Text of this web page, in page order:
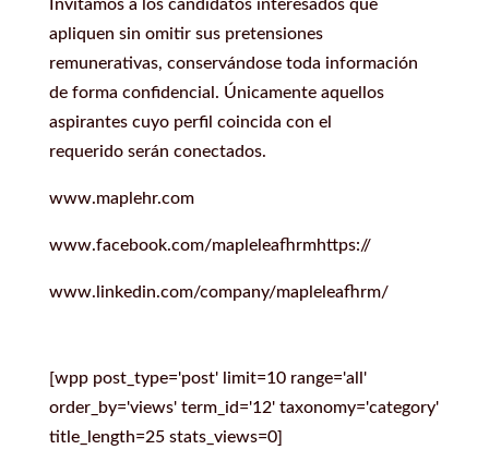
Invitamos a los candidatos interesados que
apliquen sin omitir sus pretensiones
remunerativas, conservándose toda información
de forma confidencial. Únicamente aquellos
aspirantes cuyo perfil coincida con el
requerido serán conectados.
www.maplehr.com
www.facebook.com/mapleleafhrmhttps://
www.linkedin.com/company/mapleleafhrm/
[wpp post_type='post' limit=10 range='all'
order_by='views' term_id='12' taxonomy='category'
title_length=25 stats_views=0]